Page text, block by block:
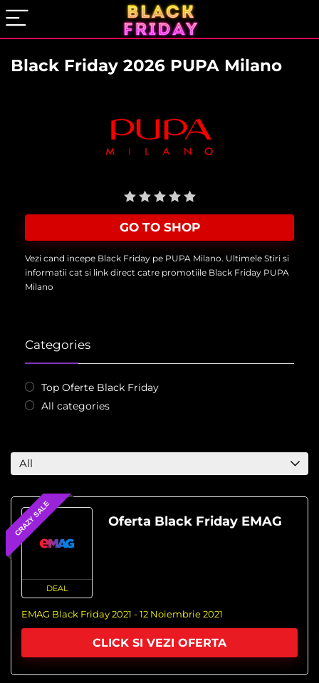
Black Friday 2026 PUPA Milano
GO TO SHOP
Vezi cand incepe Black Friday pe PUPA Milano. Ultimele Stiri si
informatii cat si link direct catre promotiile Black Friday PUPA
Milano
Categories
Top Oferte Black Friday
All categories
All
CRAZY SALE
DEAL
Oferta Black Friday EMAG
EMAG Black Friday 2021 - 12 Noiembrie 2021
CLICK SI VEZI OFERTA